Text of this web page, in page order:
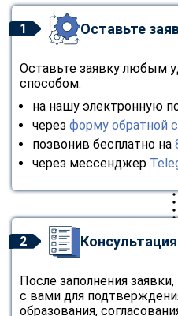
1 Оставьте
Оставьте заявку любым
способом:
на нашу электронную
через форму обратной
позвонив бесплатно на
через мессенджер
2 Консультация
После заполнения
с вами для
образования,